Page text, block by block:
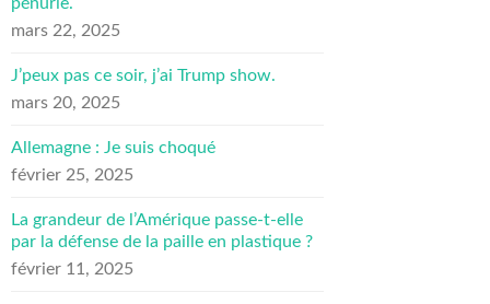
mars 22, 2025
J’peux pas ce soir, j’ai Trump show.
mars 20, 2025
Allemagne : Je suis choqué
février 25, 2025
La grandeur de l’Amérique passe-t-elle
par la défense de la paille en plastique ?
février 11, 2025